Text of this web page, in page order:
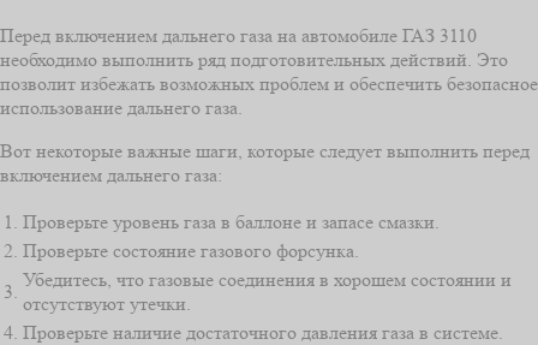
Перед включением дальнего газа на автомобиле ГАЗ 3110
необходимо выполнить ряд подготовительных действий. Это
позволит избежать возможных проблем и обеспечить безопасное
использование дальнего газа.
Вот некоторые важные шаги, которые следует выполнить перед
включением дальнего газа:
1. Проверьте уровень газа в баллоне и запасе смазки.
2. Проверьте состояние газового форсунка.
3.
Убедитесь, что газовые соединения в хорошем состоянии и
отсутствуют утечки.
4. Проверьте наличие достаточного давления газа в системе.